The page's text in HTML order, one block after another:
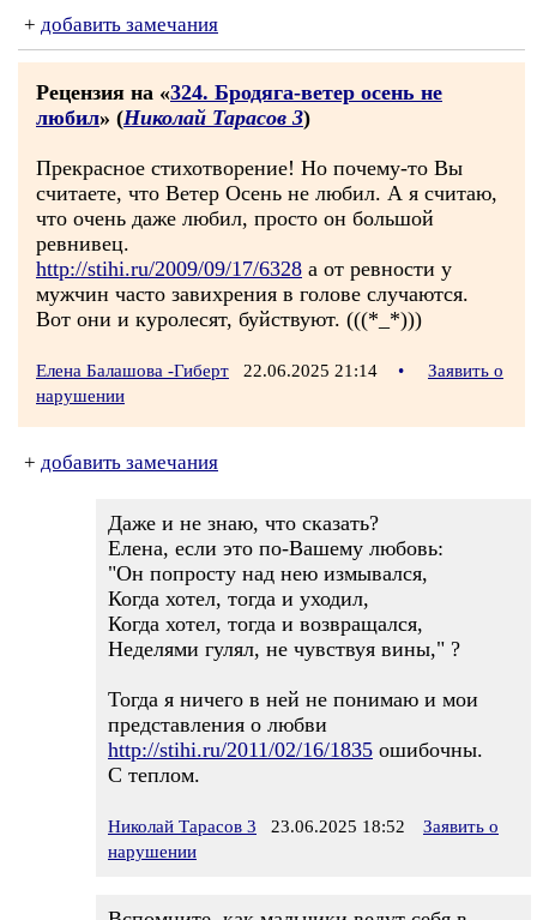
+ добавить замечания
Рецензия на «324. Бродяга-ветер осень не
любил» (Николай Тарасов 3)
Прекрасное стихотворение! Но почему-то Вы
считаете, что Ветер Осень не любил. А я считаю,
что очень даже любил, просто он большой
ревнивец.
http://stihi.ru/2009/09/17/6328 а от ревности у
мужчин часто завихрения в голове случаются.
Вот они и куролесят, буйствуют. (((*_*)))
Елена Балашова -Гиберт 22.06.2025 21:14 •
Заявить о
нарушении
+ добавить замечания
Даже и не знаю, что сказать?
Елена, если это по-Вашему любовь:
"Он попросту над нею измывался,
Когда хотел, тогда и уходил,
Когда хотел, тогда и возвращался,
Неделями гулял, не чувствуя вины," ?
Тогда я ничего в ней не понимаю и мои
представления о любви
http://stihi.ru/2011/02/16/1835 ошибочны.
С теплом.
Николай Тарасов 3 23.06.2025 18:52
Заявить о
нарушении